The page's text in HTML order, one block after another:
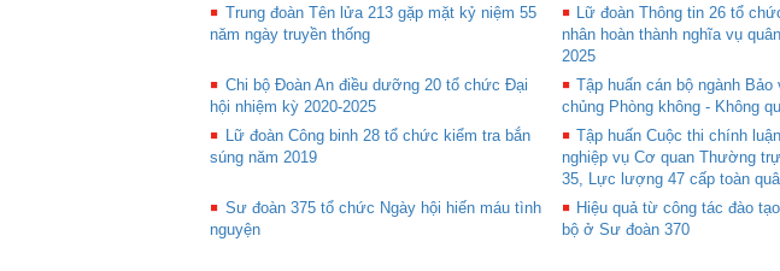
Trung đoàn Tên lửa 213 gặp mặt kỷ niệm 55
năm ngày truyền thống
Lữ đoàn Thông tin 26 tổ
nhân hoàn thành nghĩa vụ
2025
Chi bộ Đoàn An điều dưỡng 20 tổ chức Đại
hội nhiệm kỳ 2020-2025
Tập huấn cán bộ ngành Bảo
chủng Phòng không - Không
Lữ đoàn Công binh 28 tổ chức kiểm tra bắn
súng năm 2019
Tập huấn Cuộc thi chính
nghiệp vụ Cơ quan Thường
35, Lực lượng 47 cấp toàn
Sư đoàn 375 tổ chức Ngày hội hiến máu tình
nguyện
Hiệu quả từ công tác đào
bộ ở Sư đoàn 370